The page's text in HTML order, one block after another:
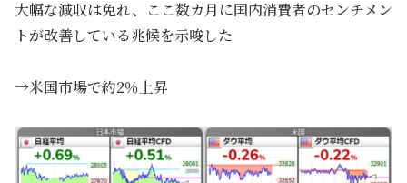
大幅な減収は免れ、ここ数カ月に国内消費者のセンチメン
トが改善している兆候を示唆した
→米国市場で約2％上昇